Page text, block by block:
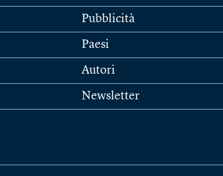
Pubblicità
Paesi
Autori
Newsletter